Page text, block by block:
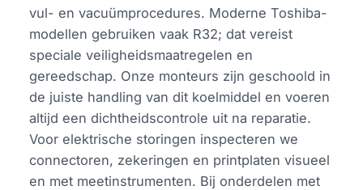
vul- en vacuümprocedures. Moderne Toshiba-
modellen gebruiken vaak R32; dat vereist
speciale veiligheidsmaatregelen en
gereedschap. Onze monteurs zijn geschoold in
de juiste handling van dit koelmiddel en voeren
altijd een dichtheidscontrole uit na reparatie.
Voor elektrische storingen inspecteren we
connectoren, zekeringen en printplaten visueel
en met meetinstrumenten. Bij onderdelen met